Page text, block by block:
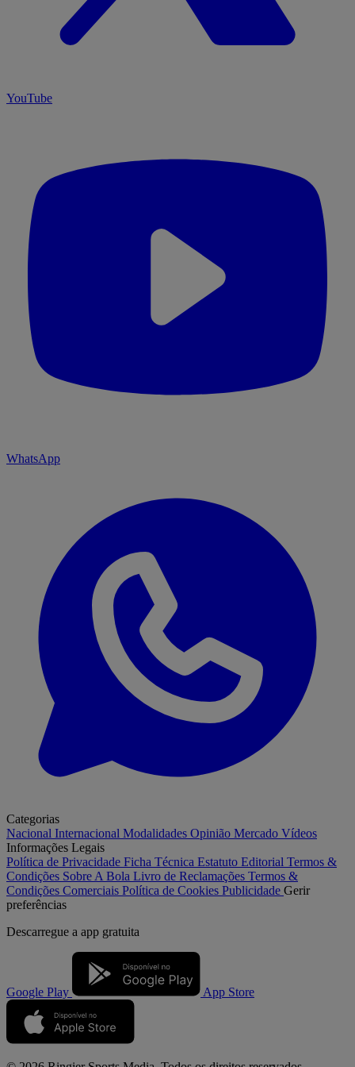
YouTube
WhatsApp
Categorias
Nacional Internacional Modalidades Opinião Mercado Vídeos
Informações Legais
Política de Privacidade Ficha Técnica Estatuto Editorial Termos &
Condições Sobre A Bola Livro de Reclamações Termos &
Condições Comerciais Política de Cookies Publicidade Gerir
preferências
Descarregue a app gratuita
Google Play App Store